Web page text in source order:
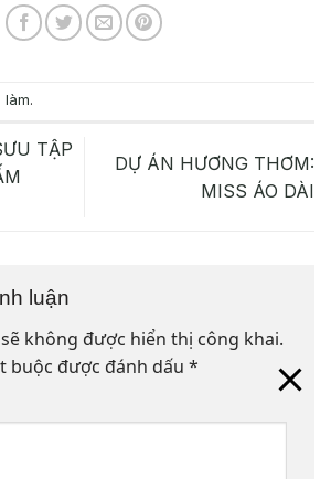
làm.
TẬP
DỰ ÁN HƯƠNG THƠM:
MISS ÁO DÀI
luận
không được hiển thị công khai.
buộc được đánh dấu *